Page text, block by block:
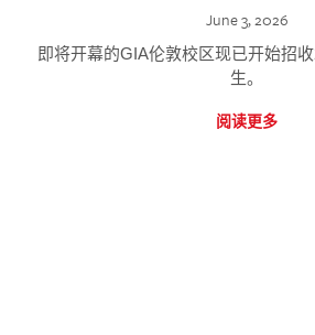
June 3, 2026
即将开幕的GIA伦敦校区现已开始招
生。
阅读更多